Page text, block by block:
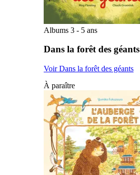
Albums 3 - 5 ans
Dans la forêt des géants
Voir Dans la forêt des géants
À paraître